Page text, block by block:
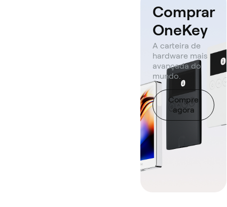
Comprar
OneKey
A carteira de
hardware mais
avançada do
mundo.
Compre
agora